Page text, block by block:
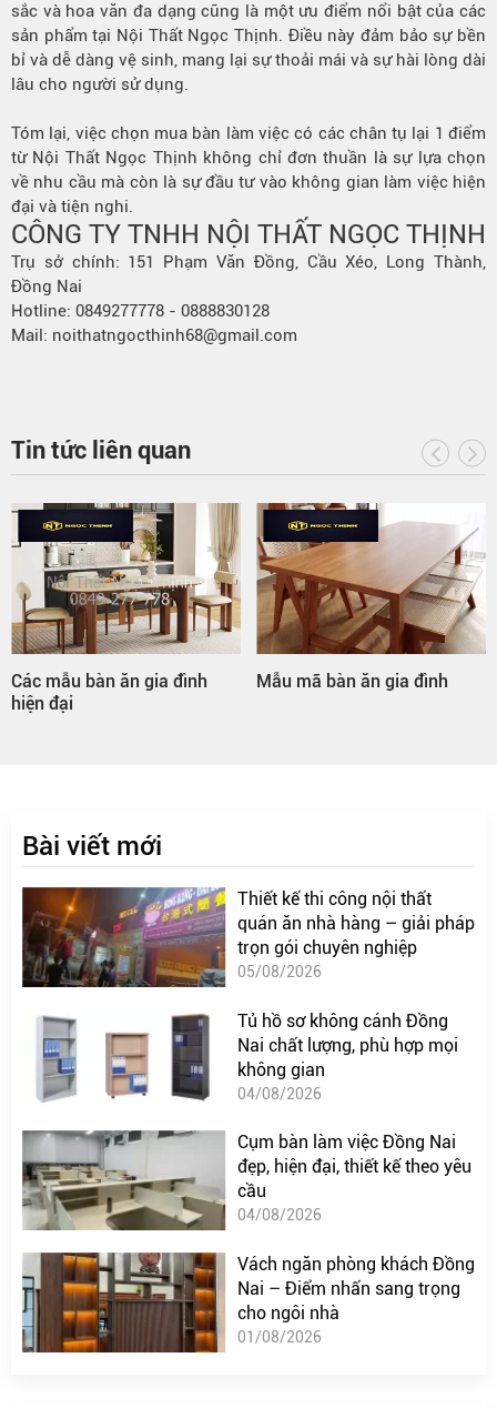
sắc và hoa văn đa dạng cũng là một ưu điểm nổi bật của các
sản phẩm tại Nội Thất Ngọc Thịnh. Điều này đảm bảo sự bền
bỉ và dễ dàng vệ sinh, mang lại sự thoải mái và sự hài lòng dài
lâu cho người sử dụng.
Tóm lại, việc chọn mua bàn làm việc có các chân tụ lại 1 điểm
từ Nội Thất Ngọc Thịnh không chỉ đơn thuần là sự lựa chọn
về nhu cầu mà còn là sự đầu tư vào không gian làm việc hiện
đại và tiện nghi.
CÔNG TY TNHH NỘI THẤT NGỌC THỊNH
Trụ sở chính: 151 Phạm Văn Đồng, Cầu Xéo, Long Thành,
Đồng Nai
Hotline: 0849277778 - 0888830128
Mail: noithatngocthinh68@gmail.com
Tin tức liên quan
Các mẫu bàn ăn gia đình
hiện đại
Mẫu mã bàn ăn gia đình
Bài viết mới
Thiết kế thi công nội thất
quán ăn nhà hàng – giải pháp
trọn gói chuyên nghiệp
05/08/2026
Tủ hồ sơ không cánh Đồng
Nai chất lượng, phù hợp mọi
không gian
04/08/2026
Cụm bàn làm việc Đồng Nai
đẹp, hiện đại, thiết kế theo yêu
cầu
04/08/2026
Vách ngăn phòng khách Đồng
Nai – Điểm nhấn sang trọng
cho ngôi nhà
01/08/2026